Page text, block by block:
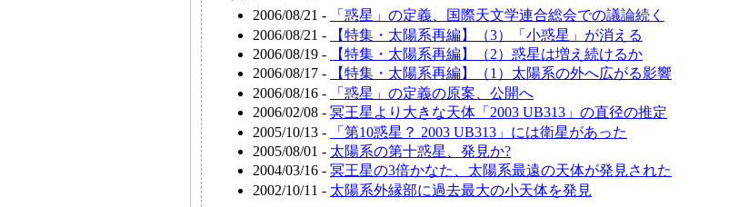
2006/08/21 -
「惑星」の定義、国際天文学連合総会での議論続く
2006/08/21 -
【特集・太陽系再編】（3）「小惑星」が消える
2006/08/19 -
【特集・太陽系再編】（2）惑星は増え続けるか
2006/08/17 -
【特集・太陽系再編】（1）太陽系の外へ広がる影響
2006/08/16 -
「惑星」の定義の原案、公開へ
2006/02/08 - 冥王星より大きな天体「2003 UB313」の直径の推定
2005/10/13 -
「第10惑星？ 2003 UB313」には衛星があった
2005/08/01 - 太陽系の第十惑星、発見か?
2004/03/16 - 冥王星の3倍かなた、太陽系最遠の天体が発見された
2002/10/11 - 太陽系外縁部に過去最大の小天体を発見